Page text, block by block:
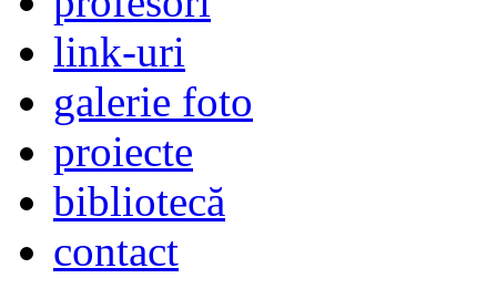
link-uri
galerie foto
proiecte
bibliotecă
contact